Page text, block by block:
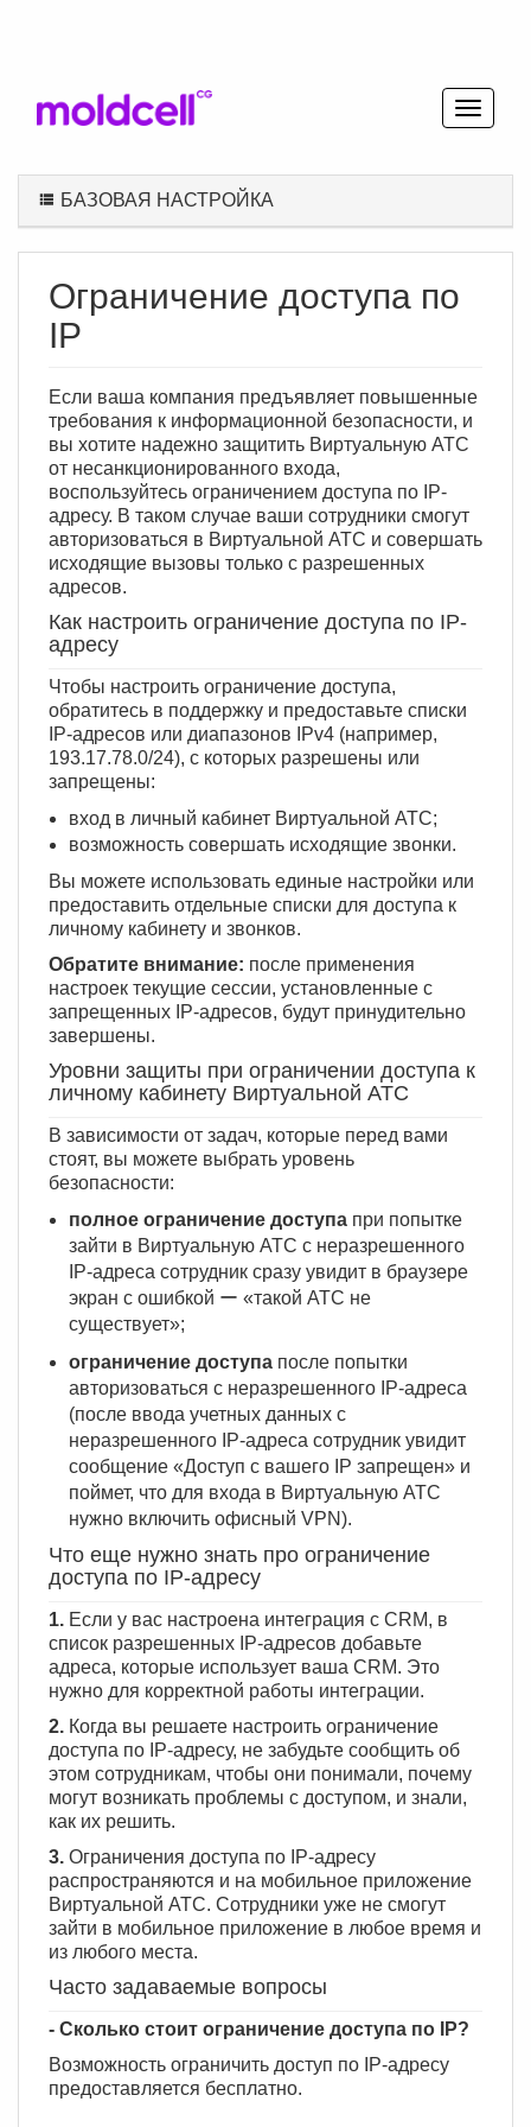
БАЗОВАЯ НАСТРОЙКА
Ограничение доступа по
IP
Если ваша компания предъявляет повышенные
требования к информационной безопасности, и
вы хотите надежно защитить Виртуальную АТС
от несанкционированного входа,
воспользуйтесь ограничением доступа по IP-
адресу. В таком случае ваши сотрудники смогут
авторизоваться в Виртуальной АТС и совершать
исходящие вызовы только с разрешенных
адресов.
Как настроить ограничение доступа по IP-
адресу
Чтобы настроить ограничение доступа,
обратитесь в поддержку и предоставьте списки
IP-адресов или диапазонов IPv4 (например,
193.17.78.0/24), с которых разрешены или
запрещены:
вход в личный кабинет Виртуальной АТС;
возможность совершать исходящие звонки.
Вы можете использовать единые настройки или
предоставить отдельные списки для доступа к
личному кабинету и звонков.
Обратите внимание: после применения
настроек текущие сессии, установленные с
запрещенных IP-адресов, будут принудительно
завершены.
Уровни защиты при ограничении доступа к
личному кабинету Виртуальной АТС
В зависимости от задач, которые перед вами
стоят, вы можете выбрать уровень
безопасности:
полное ограничение доступа при попытке
зайти в Виртуальную АТС с неразрешенного
IP-адреса сотрудник сразу увидит в браузере
экран с ошибкой ー «такой АТС не
существует»;
ограничение доступа после попытки
авторизоваться с неразрешенного IP-адреса
(после ввода учетных данных с
неразрешенного IP-адреса сотрудник увидит
сообщение «Доступ с вашего IP запрещен» и
поймет, что для входа в Виртуальную АТС
нужно включить офисный VPN).
Что еще нужно знать про ограничение
доступа по IP-адресу
1. Если у вас настроена интеграция с CRM, в
список разрешенных IP-адресов добавьте
адреса, которые использует ваша CRM. Это
нужно для корректной работы интеграции.
2. Когда вы решаете настроить ограничение
доступа по IP-адресу, не забудьте сообщить об
этом сотрудникам, чтобы они понимали, почему
могут возникать проблемы с доступом, и знали,
как их решить.
3. Ограничения доступа по IP-адресу
распространяются и на мобильное приложение
Виртуальной АТС. Сотрудники уже не смогут
зайти в мобильное приложение в любое время и
из любого места.
Часто задаваемые вопросы
- Сколько стоит ограничение доступа по IP?
Возможность ограничить доступ по IP-адресу
предоставляется бесплатно.